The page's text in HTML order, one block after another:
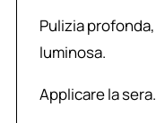
Pulizia
luminosa.
Applicare la sera.